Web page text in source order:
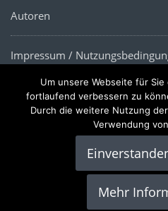
Autoren
Impressum /
Datenschutz
Copyright © 2022 |Die
Um unsere Webseite für
fortlaufend verbessern zu
Durch die weitere Nutzung
Verwendung
Mehr